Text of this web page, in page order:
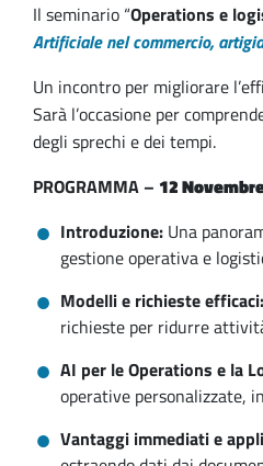
Il seminario “Operations e
Artificiale nel commercio,
Un incontro per migliorare
Sarà l’occasione per
degli sprechi e dei tempi.
PROGRAMMA – 12
Introduzione: Una
gestione operativa e
Modelli e richieste efficaci:
richieste per ridurre
AI per le Operations e la
operative personalizzate,
Vantaggi immediati e